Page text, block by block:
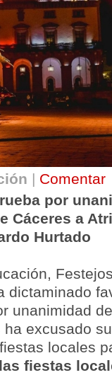
| Comentar
por
Cáceres a
Hurtado
dictaminado
unanimidad
excusado
locales
fiestas